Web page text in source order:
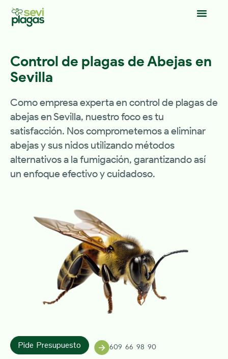
Control de plagas de Abejas en
Sevilla
Como empresa experta en control de plagas de
abejas en Sevilla, nuestro foco es tu
satisfacción. Nos comprometemos a eliminar
abejas y sus nidos utilizando métodos
alternativos a la fumigación, garantizando así
un enfoque efectivo y cuidadoso.
Pide Presupuesto 609 66 98 90